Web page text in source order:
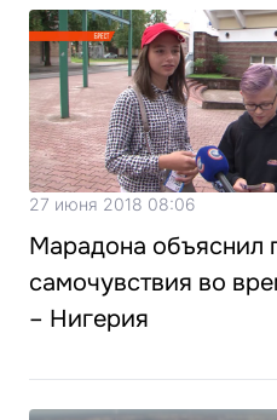
27 июня 2018 08:06
Марадона объяснил
самочувствия во
– Нигерия